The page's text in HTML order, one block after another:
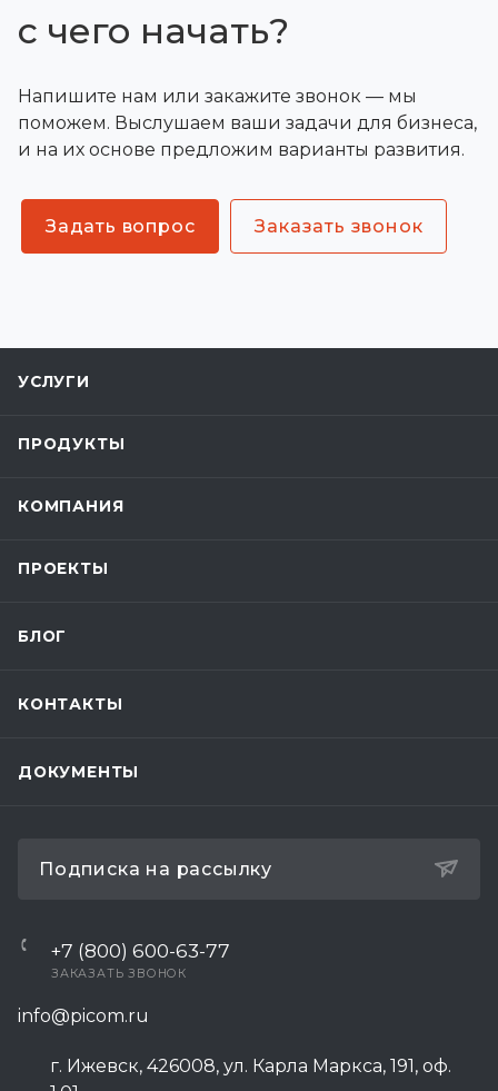
с чего начать?
Напишите нам или закажите звонок — мы
поможем. Выслушаем ваши задачи для бизнеса,
и на их основе предложим варианты развития.
Задать вопрос Заказать звонок
УСЛУГИ
ПРОДУКТЫ
КОМПАНИЯ
ПРОЕКТЫ
БЛОГ
КОНТАКТЫ
ДОКУМЕНТЫ
Подписка на рассылку
+7 (800) 600-63-77
ЗАКАЗАТЬ ЗВОНОК
info@picom.ru
г. Ижевск, 426008, ул. Карла Маркса, 191, оф.